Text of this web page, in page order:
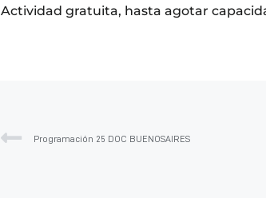
Actividad gratuita, hasta agotar
Programación 25 DOC BUENOSAIRES